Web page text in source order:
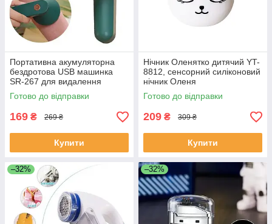
Портативна акумуляторна
бездротова USB машинка
SR-267 для видалення
катишок 6W
Готово до відправки
169 ₴ 269 ₴
Купити
Нічник Оленятко дитячий YT-
8812, сенсорний силіконовий
нічник Оленя
Готово до відправки
209 ₴ 309 ₴
Купити
–32% –32%